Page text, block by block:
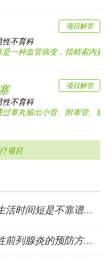
性不育科
是一种血管病变，指精索内蔓
项目解答
性不育科
过睾丸输出小管、附睾管、输
项目解答
项目
看看哪些方法治疗性生活时间短是不靠谱的? •「 2024-01-15 」
生活中能够进行细菌性前列腺炎的预防方法有哪些? •「 2024-01-15 」